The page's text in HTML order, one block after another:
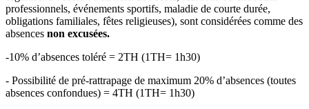
professionnels, événements sportifs, maladie de courte durée,
obligations familiales, fêtes religieuses), sont considérées comme des
absences non excusées.
-10% d’absences toléré = 2TH (1TH= 1h30)
- Possibilité de pré-rattrapage de maximum 20% d’absences (toutes
absences confondues) = 4TH (1TH= 1h30)